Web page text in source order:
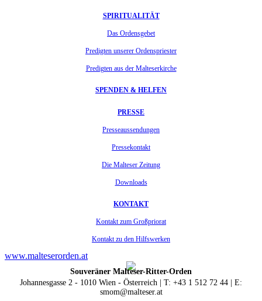
SPIRITUALITÄT
Das Ordensgebet
Predigten unserer Ordenspriester
Predigten aus der Malteserkirche
SPENDEN & HELFEN
PRESSE
Presseaussendungen
Pressekontakt
Die Malteser Zeitung
Downloads
KONTAKT
Kontakt zum Großpriorat
Kontakt zu den Hilfswerken
www.malteserorden.at
Souveräner Malteser-Ritter-Orden
Johannesgasse 2 - 1010 Wien - Österreich | T: +43 1 512 72 44 | E:
smom@malteser.at